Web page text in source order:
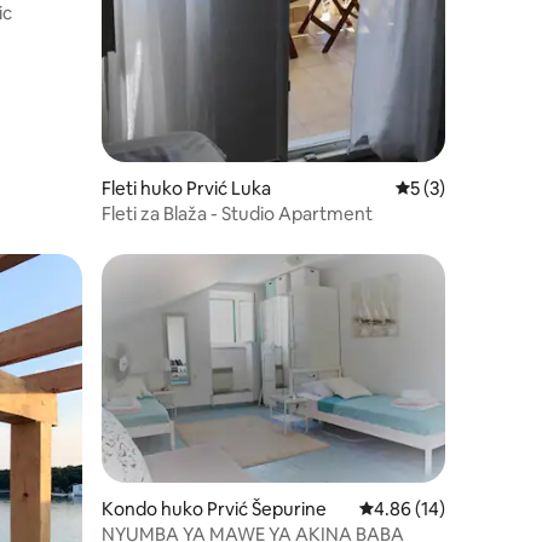
Fleti huko Prvić Luka Ukadiriaji wa
5 (3)
Fleti za Blaža - Studio Apartment
Kondo huko Prvić Šepurine Ukadiriaji wa wastani
4.86 (14)
NYUMBA YA MAWE YA AKINA BABA